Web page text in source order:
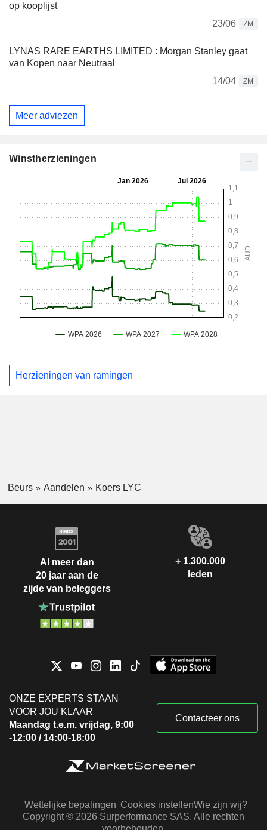
op kooplijst
23/06
ZM
LYNAS RARE EARTHS LIMITED : Morgan Stanley gaat
van Kopen naar Neutraal
14/04
ZM
Meer adviezen
Winstherzieningen
Herzieningen van ramingen
Beurs Aandelen Koers LYC
Al meer dan
20 jaar aan de
zijde van beleggers
+ 1.300.000
leden
ONZE EXPERTS STAAN
VOOR JOU KLAAR
Maandag t.e.m. vrijdag, 9:00
-12:00 / 14:00-18:00
Contacteer ons
Wettelijke bepalingen Cookies instellenWie zijn wij?
Copyright © 2026 Surperformance SAS. Alle rechten